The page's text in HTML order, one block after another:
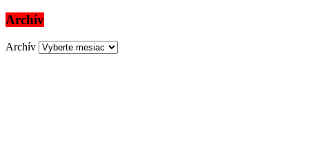
Archív
Archív